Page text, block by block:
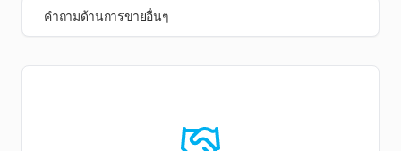
คำถามด้านการขายอื่นๆ